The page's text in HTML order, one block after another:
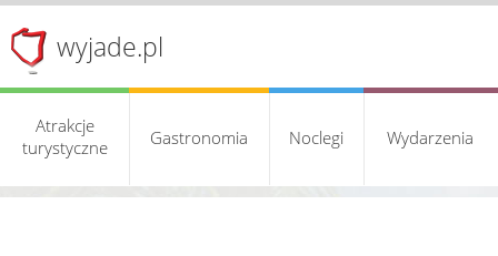
wyjade.pl
Atrakcje
turystyczne
Gastronomia Noclegi Wydarzenia